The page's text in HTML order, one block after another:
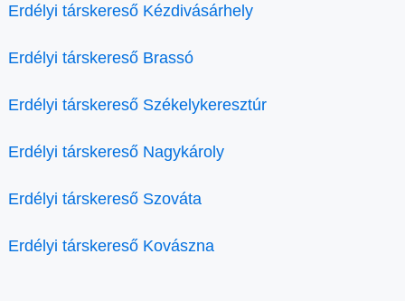
Erdélyi társkereső Kézdivásárhely
Erdélyi társkereső Brassó
Erdélyi társkereső Székelykeresztúr
Erdélyi társkereső Nagykároly
Erdélyi társkereső Szováta
Erdélyi társkereső Kovászna